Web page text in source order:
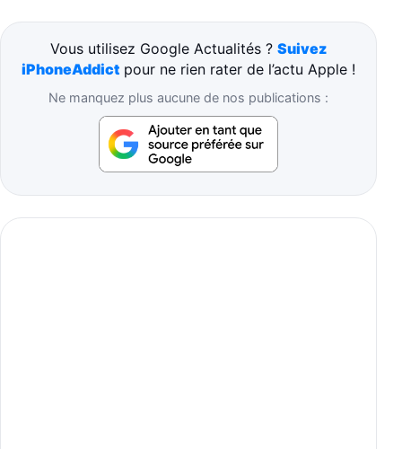
Vous utilisez Google Actualités ? Suivez
iPhoneAddict pour ne rien rater de l’actu Apple !
Ne manquez plus aucune de nos publications :